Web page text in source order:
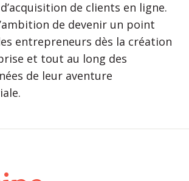
de clients en ligne.
de devenir un point
entrepreneurs dès la création
et tout au long des
de leur aventure